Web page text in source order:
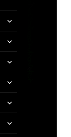
untermenü
öffnen
untermenü
öffnen
untermenü
öffnen
untermenü
öffnen
untermenü
öffnen
untermenü
öffnen